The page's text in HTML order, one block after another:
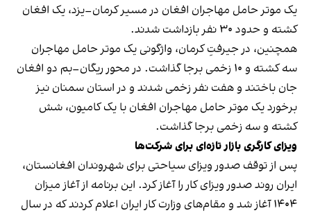
یک موتر حامل مهاجران افغان در مسیر کرمان–یزد، یک افغان
کشته و حدود ۳۰ نفر بازداشت شدند.
همچنین، در جیرفتِ کرمان، واژگونی یک موتر حامل مهاجران
سه کشته و ۱۰ زخمی برجا گذاشت. در محور ریگان–بم دو افغان
جان باختند و هفت نفر زخمی شدند و در استان سمنان نیز
برخورد یک موتر حامل مهاجران افغان با یک کامیون، شش
کشته و سه زخمی برجا گذاشت.
ویزای کارگری بازار تازه‌ای برای شرکت‌ها
پس از توقف صدور ویزای سیاحتی برای شهروندان افغانستان،
ایران روند صدور ویزای کار را آغاز کرد. این برنامه از آغاز میزان
۱۴۰۴ آغاز شد و مقام‌های وزارت کار ایران اعلام کردند که در سال